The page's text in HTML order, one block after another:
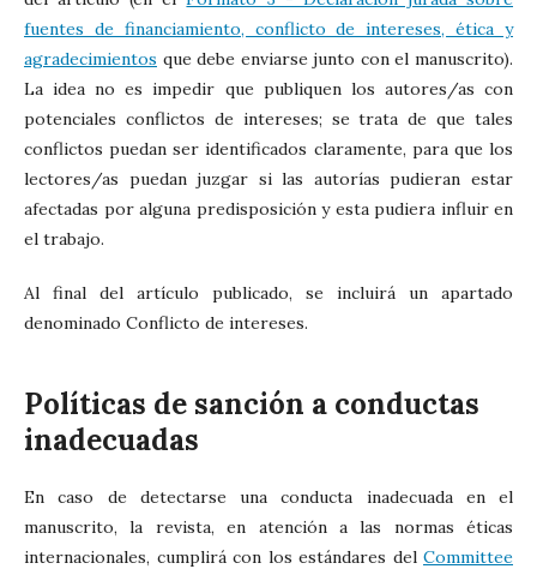
fuentes de financiamiento, conflicto de intereses, ética y
agradecimientos que debe enviarse junto con el manuscrito).
La idea no es impedir que publiquen los autores/as con
potenciales conflictos de intereses; se trata de que tales
conflictos puedan ser identificados claramente, para que los
lectores/as puedan juzgar si las autorías pudieran estar
afectadas por alguna predisposición y esta pudiera influir en
el trabajo.
Al final del artículo publicado, se incluirá un apartado
denominado Conflicto de intereses.
Políticas de sanción a conductas
inadecuadas
En caso de detectarse una conducta inadecuada en el
manuscrito, la revista, en atención a las normas éticas
internacionales, cumplirá con los estándares del Committee